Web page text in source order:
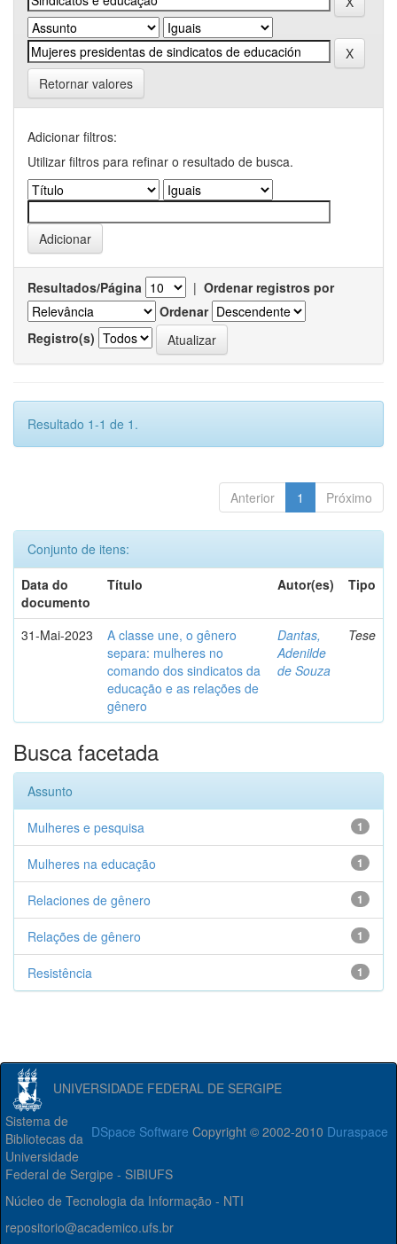
Retornar valores
Adicionar filtros:
Utilizar filtros para refinar o resultado de busca.
Resultados/Página | Ordenar registros por
Ordenar
Registro(s)
Resultado 1-1 de 1.
Anterior 1 Próximo
Conjunto de itens:
Data do
documento
Título Autor(es) Tipo
31-Mai-2023
A classe une, o gênero
separa: mulheres no
comando dos sindicatos da
educação e as relações de
gênero
Dantas,
Adenilde
de Souza
Tese
Busca facetada
Assunto
1
Mulheres e pesquisa
1
Mulheres na educação
1
Relaciones de gênero
1
Relações de gênero
1
Resistência
UNIVERSIDADE FEDERAL DE SERGIPE
DSpace Software Copyright © 2002-2010 Duraspace
Sistema de
Bibliotecas da
Universidade
Federal de Sergipe - SIBIUFS
Núcleo de Tecnologia da Informação - NTI
repositorio@academico.ufs.br